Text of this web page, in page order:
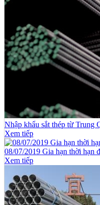
Nhập khẩu sắt thép từ Trung
Xem tiếp
08/07/2019 Gia hạn thời hạn
Xem tiếp